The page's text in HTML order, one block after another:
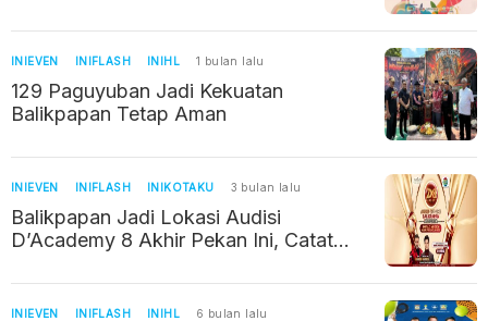
INIEVEN INIFLASH INIHL 1 bulan lalu
129 Paguyuban Jadi Kekuatan
Balikpapan Tetap Aman
INIEVEN INIFLASH INIKOTAKU 3 bulan lalu
Balikpapan Jadi Lokasi Audisi
D’Academy 8 Akhir Pekan Ini, Catat
INIEVEN INIFLASH INIHL 6 bulan lalu